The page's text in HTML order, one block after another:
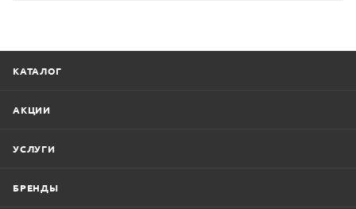
КАТАЛОГ
АКЦИИ
УСЛУГИ
БРЕНДЫ